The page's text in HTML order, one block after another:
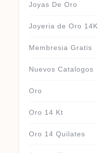
Joyas De Oro
Joyeria de Oro 14K
Membresia Gratis
Nuevos Catalogos
Oro
Oro 14 Kt
Oro 14 Quilates